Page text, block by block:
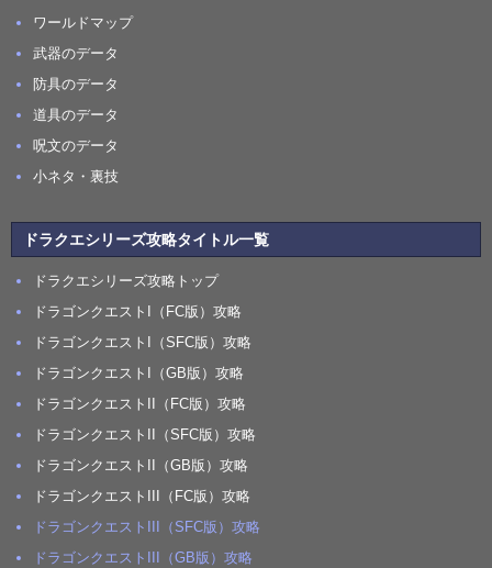
ワールドマップ
武器のデータ
防具のデータ
道具のデータ
呪文のデータ
小ネタ・裏技
ドラクエシリーズ攻略タイトル一覧
ドラクエシリーズ攻略トップ
ドラゴンクエストI（FC版）攻略
ドラゴンクエストI（SFC版）攻略
ドラゴンクエストI（GB版）攻略
ドラゴンクエストII（FC版）攻略
ドラゴンクエストII（SFC版）攻略
ドラゴンクエストII（GB版）攻略
ドラゴンクエストIII（FC版）攻略
ドラゴンクエストIII（SFC版）攻略
ドラゴンクエストIII（GB版）攻略